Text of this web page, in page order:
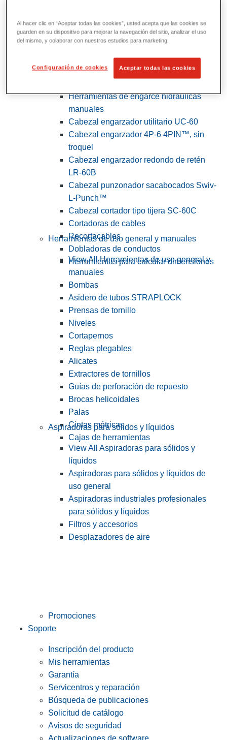
Herramientas de servicios públicos y de
View All Herramientas de servicios
Herramientas de engarce hidráulicas
manuales
Cabezal engarzador utilitario UC-60
Cabezal engarzador 4P-6 4PIN™, sin
troquel
Cabezal engarzador redondo de retén
LR-60B
Cabezal punzonador sacabocados Swiv-
L-Punch™
Cabezal cortador tipo tijera SC-60C
Cortadoras de cables
Recortacables
Dobladoras de conductos
Herramientas para calcular dimensiones
Herramientas de uso general y manuales
View All Herramientas de uso general y
manuales
Bombas
Asidero de tubos STRAPLOCK
Prensas de tornillo
Niveles
Cortapernos
Reglas plegables
Alicates
Extractores de tornillos
Guías de perforación de repuesto
Brocas helicoidales
Palas
Cintas métricas
Cajas de herramientas
Aspiradoras para sólidos y líquidos
View All Aspiradoras para sólidos y
líquidos
Aspiradoras para sólidos y líquidos de
uso general
Aspiradoras industriales profesionales
para sólidos y líquidos
Filtros y accesorios
Desplazadores de aire
Promociones
Soporte
Inscripción del producto
Mis herramientas
Garantía
Servicentros y reparación
Búsqueda de publicaciones
Solicitud de catálogo
Avisos de seguridad
Al hacer clic en “Aceptar todas las cookies”, usted acepta que las cookies se
guarden en su dispositivo para mejorar la navegación del sitio, analizar el uso
del mismo, y colaborar con nuestros estudios para marketing.
Configuración de cookies Aceptar todas las cookies